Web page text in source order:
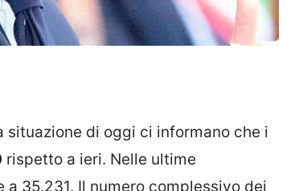
situazione di oggi ci informano che i
rispetto a ieri. Nelle ultime
35.231. Il numero complessivo dei